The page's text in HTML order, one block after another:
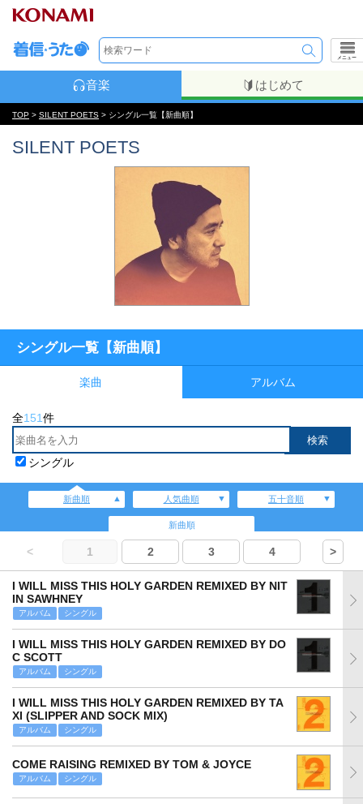
メニュー
音楽 はじめて
TOP > SILENT POETS > シングル一覧【新曲順】
SILENT POETS
シングル一覧【新曲順】
楽曲 アルバム
全151件
シングル
新曲順 人気曲順 五十音順
新曲順
< 1 2 3 4 >
I WILL MISS THIS HOLY GARDEN REMIXED BY NIT
IN SAWHNEY
アルバム シングル
I WILL MISS THIS HOLY GARDEN REMIXED BY DO
C SCOTT
アルバム シングル
I WILL MISS THIS HOLY GARDEN REMIXED BY TA
XI (SLIPPER AND SOCK MIX)
アルバム シングル
COME RAISING REMIXED BY TOM & JOYCE
アルバム シングル